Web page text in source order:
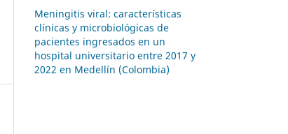
Meningitis viral: características
clínicas y microbiológicas de
pacientes ingresados en un
hospital universitario entre 2017 y
2022 en Medellín (Colombia)